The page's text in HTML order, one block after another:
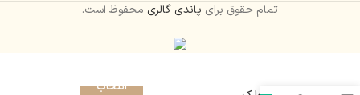
تمام حقوق برای پاندی گالری محفوظ است.
انتخاب